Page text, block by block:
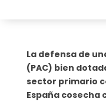
La defensa de
(PAC) bien
sector primario
España cosecha